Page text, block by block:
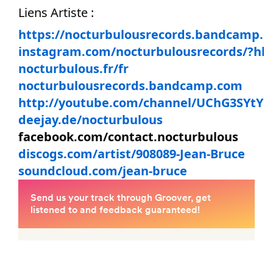
Liens Artiste :
https://
instagram.com/nocturbulousrecords/
nocturbulous.fr/fr
nocturbulousrecords.bandcamp.com
http://youtube.com/channel/
deejay.de/nocturbulous
facebook.com/contact.nocturbulous
discogs.com/artist/908089-Jean-Bruce
soundcloud.com/jean-bruce